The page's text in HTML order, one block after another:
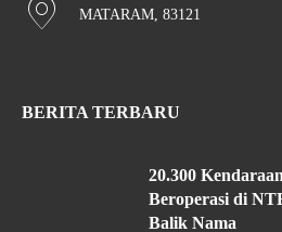
MATARAM, 83121
BERITA TERBARU
20.300
Beroperasi di
Balik Nama